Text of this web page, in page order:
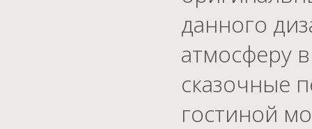
данного
атмосферу
сказочные
гостиной